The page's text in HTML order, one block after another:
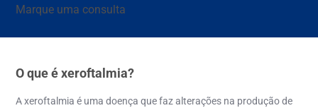
Marque uma consulta
O que é xeroftalmia?
A xeroftalmia é uma doença que faz alterações na produção de